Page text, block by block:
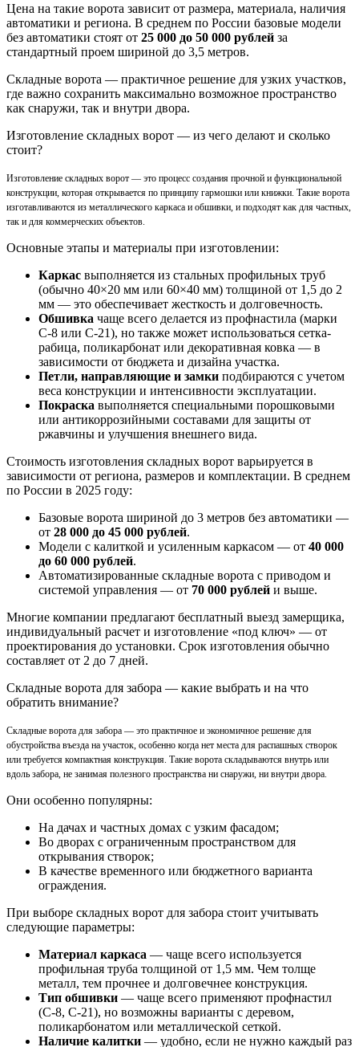
Цена на такие ворота зависит от размера, материала, наличия
автоматики и региона. В среднем по России базовые модели
без автоматики стоят от 25 000 до 50 000 рублей за
стандартный проем шириной до 3,5 метров.
Складные ворота — практичное решение для узких участков,
где важно сохранить максимально возможное пространство
как снаружи, так и внутри двора.
Изготовление складных ворот — из чего делают и сколько
стоит?
Изготовление складных ворот — это процесс создания прочной и функциональной
конструкции, которая открывается по принципу гармошки или книжки. Такие ворота
изготавливаются из металлического каркаса и обшивки, и подходят как для частных,
так и для коммерческих объектов.
Основные этапы и материалы при изготовлении:
Каркас выполняется из стальных профильных труб
(обычно 40×20 мм или 60×40 мм) толщиной от 1,5 до 2
мм — это обеспечивает жесткость и долговечность.
Обшивка чаще всего делается из профнастила (марки
С-8 или С-21), но также может использоваться сетка-
рабица, поликарбонат или декоративная ковка — в
зависимости от бюджета и дизайна участка.
Петли, направляющие и замки подбираются с учетом
веса конструкции и интенсивности эксплуатации.
Покраска выполняется специальными порошковыми
или антикоррозийными составами для защиты от
ржавчины и улучшения внешнего вида.
Стоимость изготовления складных ворот варьируется в
зависимости от региона, размеров и комплектации. В среднем
по России в 2025 году:
Базовые ворота шириной до 3 метров без автоматики —
от 28 000 до 45 000 рублей.
Модели с калиткой и усиленным каркасом — от 40 000
до 60 000 рублей.
Автоматизированные складные ворота с приводом и
системой управления — от 70 000 рублей и выше.
Многие компании предлагают бесплатный выезд замерщика,
индивидуальный расчет и изготовление «под ключ» — от
проектирования до установки. Срок изготовления обычно
составляет от 2 до 7 дней.
Складные ворота для забора — какие выбрать и на что
обратить внимание?
Складные ворота для забора — это практичное и экономичное решение для
обустройства въезда на участок, особенно когда нет места для распашных створок
или требуется компактная конструкция. Такие ворота складываются внутрь или
вдоль забора, не занимая полезного пространства ни снаружи, ни внутри двора.
Они особенно популярны:
На дачах и частных домах с узким фасадом;
Во дворах с ограниченным пространством для
открывания створок;
В качестве временного или бюджетного варианта
ограждения.
При выборе складных ворот для забора стоит учитывать
следующие параметры:
Материал каркаса — чаще всего используется
профильная труба толщиной от 1,5 мм. Чем толще
металл, тем прочнее и долговечнее конструкция.
Тип обшивки — чаще всего применяют профнастил
(С-8, С-21), но возможны варианты с деревом,
поликарбонатом или металлической сеткой.
Наличие калитки — удобно, если не нужно каждый раз